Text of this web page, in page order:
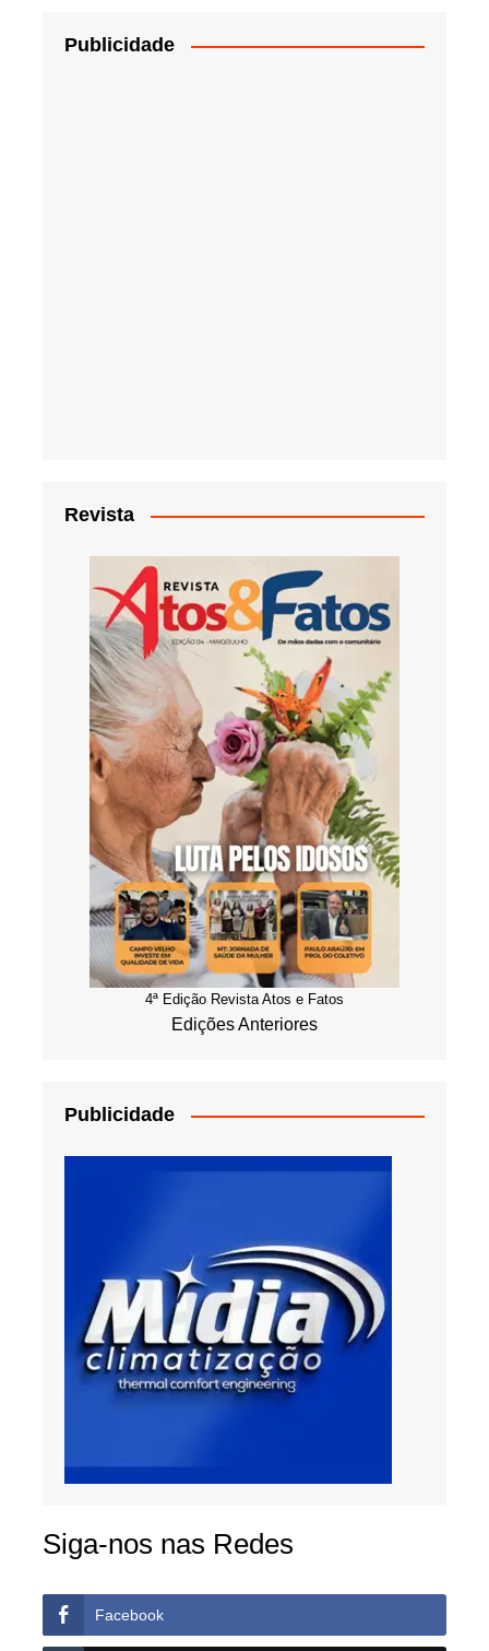
Publicidade
Revista
4ª Edição Revista Atos e Fatos
Edições Anteriores
Publicidade
Siga-nos nas Redes
Facebook